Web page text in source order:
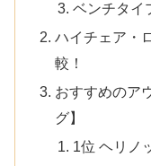
ベンチタイ
ハイチェア・
較！
おすすめのア
グ】
1位 ヘリノ